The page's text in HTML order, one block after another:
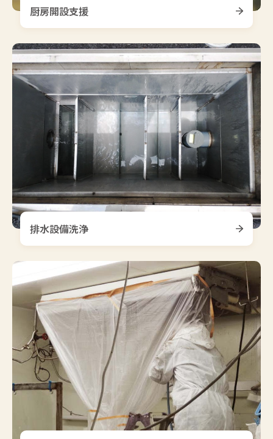
厨房開設支援
排水設備洗浄